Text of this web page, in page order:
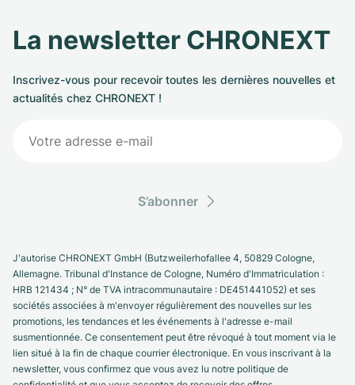
La newsletter CHRONEXT
Inscrivez-vous pour recevoir toutes les dernières nouvelles et
actualités chez CHRONEXT !
S’abonner
J'autorise CHRONEXT GmbH (Butzweilerhofallee 4, 50829 Cologne,
Allemagne. Tribunal d'Instance de Cologne, Numéro d'Immatriculation :
HRB 121434 ; N° de TVA intracommunautaire : DE451441052) et ses
sociétés associées à m'envoyer régulièrement des nouvelles sur les
promotions, les tendances et les événements à l'adresse e-mail
susmentionnée. Ce consentement peut être révoqué à tout moment via le
lien situé à la fin de chaque courrier électronique. En vous inscrivant à la
newsletter, vous confirmez que vous avez lu notre politique de